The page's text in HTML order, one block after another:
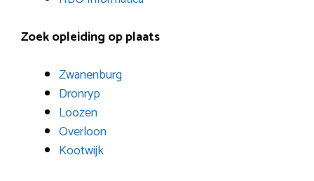
Zoek opleiding op plaats
Zwanenburg
Dronryp
Loozen
Overloon
Kootwijk